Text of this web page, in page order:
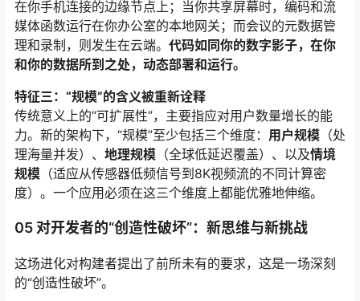
在你手机连接的边缘节点上；当你共享屏幕时，编码和流
媒体函数运行在你办公室的本地网关；而会议的元数据管
理和录制，则发生在云端。 代码如同你的数字影子，在你
和你的数据所到之处，动态部署和运行。
特征三：“规模”的含义被重新诠释
传统意义上的“可扩展性”，主要指应对用户数量增长的能
力。新的架构下，“规模”至少包括三个维度： 用户规模 （处
理海量并发）、 地理规模 （全球低延迟覆盖）、以及情境
规模 （适应从传感器低频信号到8K视频流的不同计算密
度）。一个应用必须在这三个维度上都能优雅地伸缩。
05 对开发者的“创造性破坏”：新思维与新挑战
这场进化对构建者提出了前所未有的要求，这是一场深刻
的“创造性破坏”。